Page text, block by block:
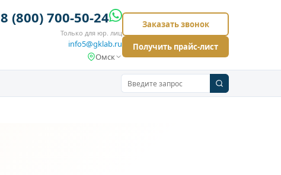
8 (800) 700-50-24
Только для юр. лиц
info5@gklab.ru
Омск
Заказать звонок
Получить прайс-лист